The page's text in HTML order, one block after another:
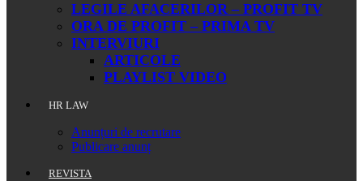
LEGILE AFACERILOR – PROFIT TV
ORA DE PROFIT – PRIMA TV
INTERVIURI
ARTICOLE
PLAYLIST VIDEO
HR LAW
Anunțuri de recrutare
Publicare anunț
REVISTA